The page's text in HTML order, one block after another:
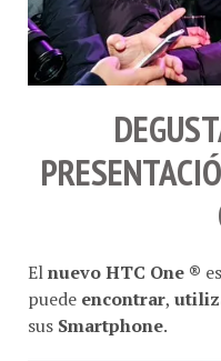
Elnuevo HTC One ®
puede encontrar,
sus Smartphone.